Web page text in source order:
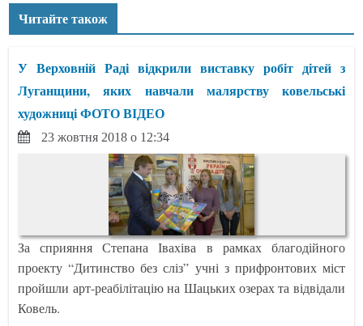
Читайте також
У Верховній Раді відкрили виставку робіт дітей з
Луганщини, яких навчали малярству ковельські
художниці ФОТО ВІДЕО
23 жовтня 2018 о 12:34
За сприяння Степана Івахіва в рамках благодійного
проекту “Дитинство без сліз” учні з прифронтових міст
пройшли арт-реабілітацію на Шацьких озерах та відвідали
Ковель.